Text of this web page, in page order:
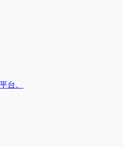
台。